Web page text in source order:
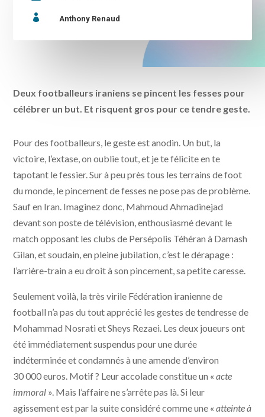
 Anthony Renaud
Deux footballeurs iraniens se pincent les fesses pour
célébrer un but. Et risquent gros pour ce tendre geste.
Pour des footballeurs, le geste est anodin. Un but, la
victoire, l’extase, on oublie tout, et je te félicite en te
tapotant le fessier. Sur à peu près tous les terrains de foot
du monde, le pincement de fesses ne pose pas de problème.
Sauf en Iran. Imaginez donc, Mahmoud Ahmadinejad
devant son poste de télévision, enthousiasmé devant le
match opposant les clubs de Persépolis Téhéran à Damash
Gilan, et soudain, en pleine jubilation, c’est le dérapage :
l’arrière-train a eu droit à son pincement, sa petite caresse.
Seulement voilà, la très virile Fédération iranienne de
football n’a pas du tout apprécié les gestes de tendresse de
Mohammad Nosrati et Sheys Rezaei. Les deux joueurs ont
été immédiatement suspendus pour une durée
indéterminée et condamnés à une amende d’environ
30 000 euros. Motif ? Leur accolade constitue un «acte
immoral ». Mais l’affaire ne s’arrête pas là. Si leur
agissement est par la suite considéré comme une «atteinte à